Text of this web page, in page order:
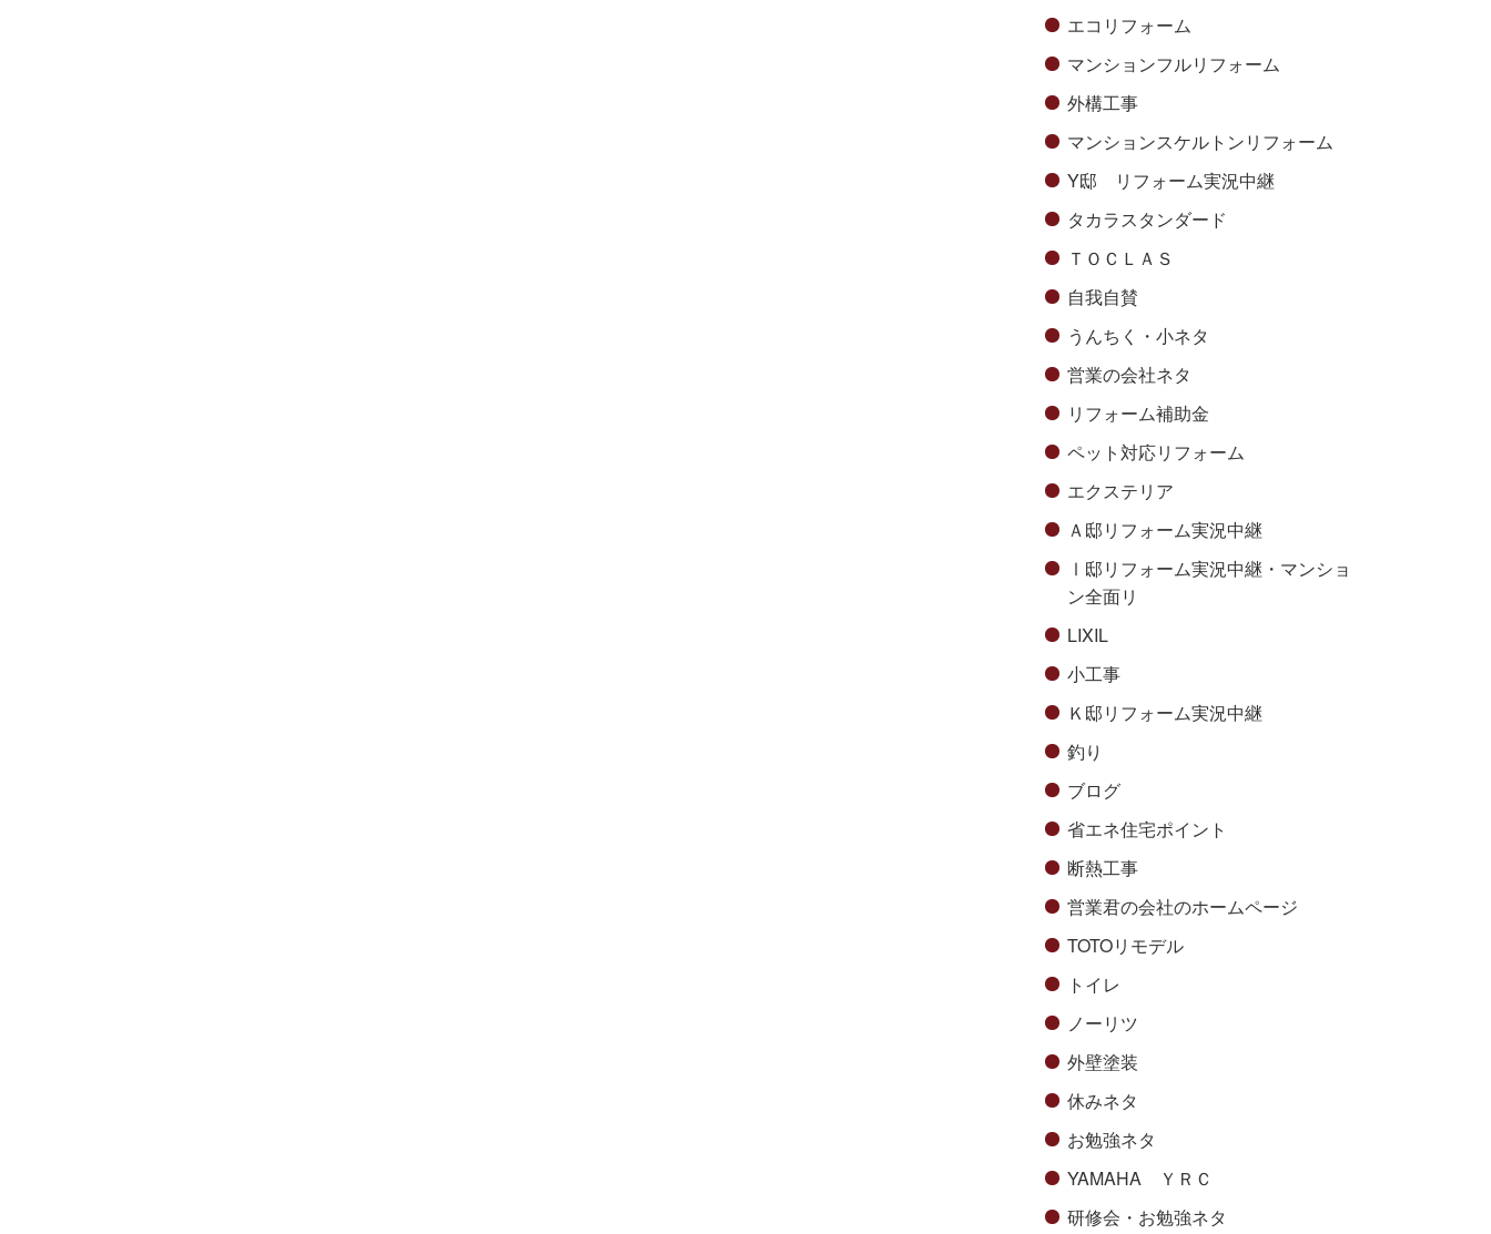
エコリフォーム
マンションフルリフォーム
外構工事
マンションスケルトンリフォーム
Y邸 リフォーム実況中継
タカラスタンダード
ＴＯＣＬＡＳ
自我自賛
うんちく・小ネタ
営業の会社ネタ
リフォーム補助金
ペット対応リフォーム
エクステリア
Ａ邸リフォーム実況中継
Ⅰ邸リフォーム実況中継・マンショ
ン全面リ
LIXIL
小工事
Ｋ邸リフォーム実況中継
釣り
ブログ
省エネ住宅ポイント
断熱工事
営業君の会社のホームページ
TOTOリモデル
トイレ
ノーリツ
外壁塗装
休みネタ
お勉強ネタ
YAMAHA ＹＲＣ
研修会・お勉強ネタ